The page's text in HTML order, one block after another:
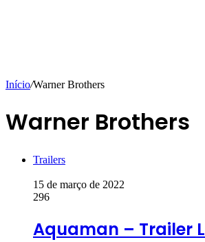
Início/Warner Brothers
Warner Brothers
Trailers
15 de março de 2022
296
Aquaman – Trailer